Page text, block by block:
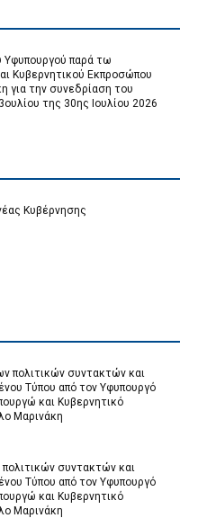
Υφυπουργού παρά τω
Κυβερνητικού Εκπροσώπου
για την συνεδρίαση του
της 30ης Ιουλίου 2026
Κυβέρνησης
πολιτικών συντακτών και
Τύπου από τον Υφυπουργό
και Κυβερνητικό
Μαρινάκη
συντακτών και
Τύπου από τον Υφυπουργό
και Κυβερνητικό
Μαρινάκη